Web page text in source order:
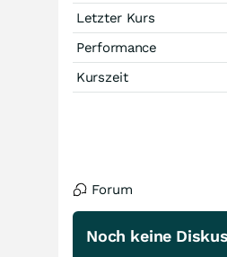
Letzter Kurs
Performance
Kurszeit
Forum
Noch keine